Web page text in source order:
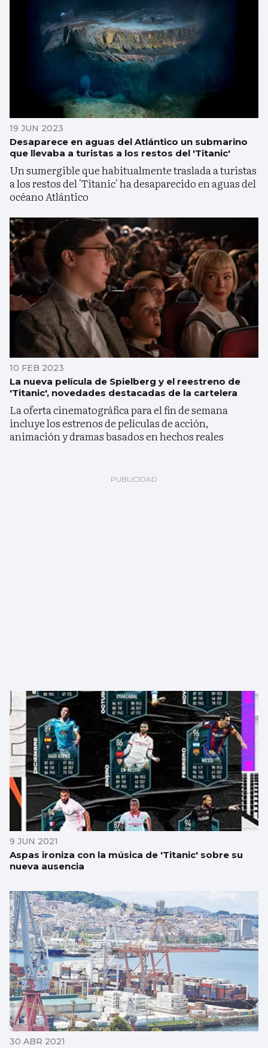
19 JUN 2023
Desaparece en aguas del Atlántico un submarino
que llevaba a turistas a los restos del 'Titanic'
Un sumergible que habitualmente traslada a turistas
a los restos del 'Titanic' ha desaparecido en aguas del
océano Atlántico
10 FEB 2023
La nueva película de Spielberg y el reestreno de
'Titanic', novedades destacadas de la cartelera
La oferta cinematográfica para el fin de semana
incluye los estrenos de películas de acción,
animación y dramas basados en hechos reales
9 JUN 2021
Aspas ironiza con la música de 'Titanic' sobre su
nueva ausencia
30 ABR 2021